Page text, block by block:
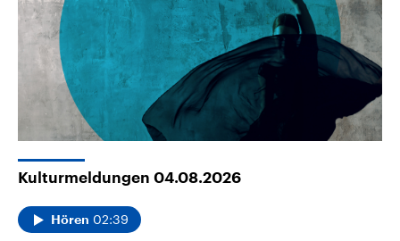
Kulturmeldungen 04.08.2026
Hören 02:39